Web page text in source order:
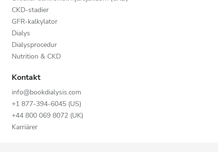
CKD-stadier
GFR-kalkylator
Dialys
Dialysprocedur
Nutrition & CKD
Kontakt
info@bookdialysis.com
+1 877-394-6045 (US)
+44 800 069 8072 (UK)
Karriärer